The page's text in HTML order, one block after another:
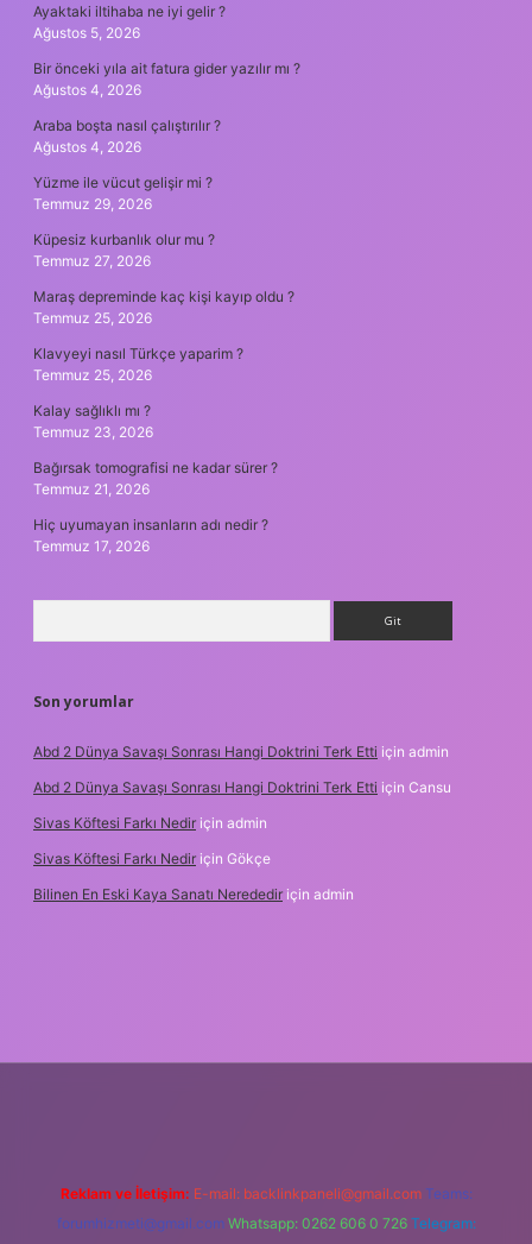
Ayaktaki iltihaba ne iyi gelir ?
Ağustos 5, 2026
Bir önceki yıla ait fatura gider yazılır mı ?
Ağustos 4, 2026
Araba boşta nasıl çalıştırılır ?
Ağustos 4, 2026
Yüzme ile vücut gelişir mi ?
Temmuz 29, 2026
Küpesiz kurbanlık olur mu ?
Temmuz 27, 2026
Maraş depreminde kaç kişi kayıp oldu ?
Temmuz 25, 2026
Klavyeyi nasıl Türkçe yaparim ?
Temmuz 25, 2026
Kalay sağlıklı mı ?
Temmuz 23, 2026
Bağırsak tomografisi ne kadar sürer ?
Temmuz 21, 2026
Hiç uyumayan insanların adı nedir ?
Temmuz 17, 2026
Son yorumlar
Abd 2 Dünya Savaşı Sonrası Hangi Doktrini Terk Etti için admin
Abd 2 Dünya Savaşı Sonrası Hangi Doktrini Terk Etti için Cansu
Sivas Köftesi Farkı Nedir için admin
Sivas Köftesi Farkı Nedir için Gökçe
Bilinen En Eski Kaya Sanatı Nerededir için admin
Reklam ve İletişim: E-mail: backlinkpaneli@gmail.com Teams:
forumhizmeti@gmail.com Whatsapp: 0262 606 0 726 Telegram: